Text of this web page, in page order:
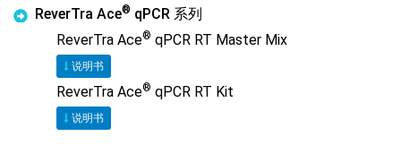
ReverTra Ace® qPCR 系列
ReverTra Ace® qPCR RT Master Mix
说明书
ReverTra Ace® qPCR RT Kit
说明书